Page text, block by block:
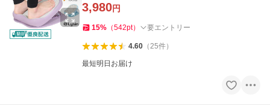
3,980円
15% （542pt） 要エントリー
4.60（25件）
最短明日お届け